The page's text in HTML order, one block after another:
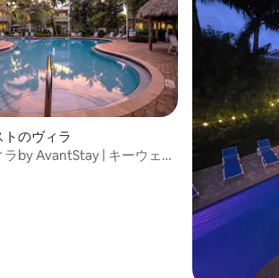
のヴィラ
by AvantStay | キーウェス